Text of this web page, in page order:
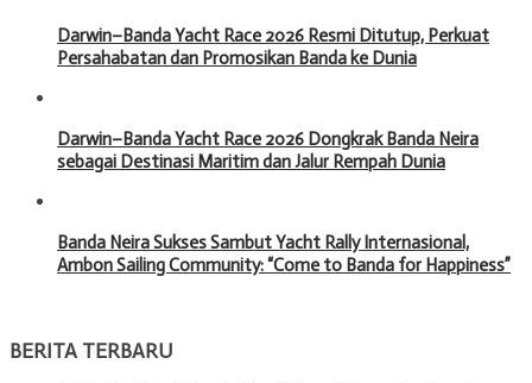
Darwin–Banda Yacht Race 2026 Resmi Ditutup, Perkuat
Persahabatan dan Promosikan Banda ke Dunia
Darwin–Banda Yacht Race 2026 Dongkrak Banda Neira
sebagai Destinasi Maritim dan Jalur Rempah Dunia
Banda Neira Sukses Sambut Yacht Rally Internasional,
Ambon Sailing Community: “Come to Banda for Happiness”
BERITA TERBARU